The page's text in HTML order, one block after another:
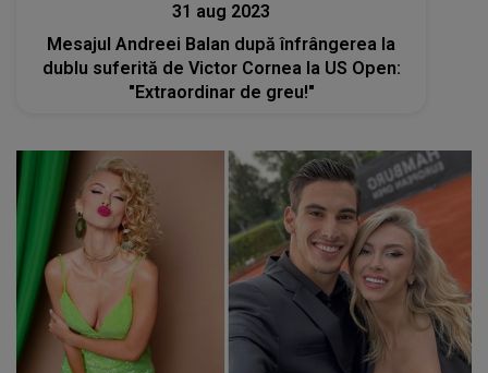
31 aug 2023
Mesajul Andreei Balan după înfrângerea la
dublu suferită de Victor Cornea la US Open:
"Extraordinar de greu!"